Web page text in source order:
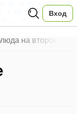
Вход
на второе